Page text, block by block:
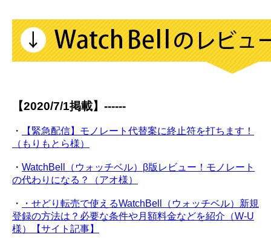
【2020/7/1掲載】------
・
【緊急配信】モノレート代替案に終止符を打ちます！
（もりもとら様）
・ WatchBell（ウォッチベル）β版レビュー！モノレート
の代わりになる？（アオ様）
・
・せどり転売で使えるWatchBell（ウォッチベル）新規
登録の方法は？必要な条件や月額料金などを紹介（W-U
様）【サイト記事】